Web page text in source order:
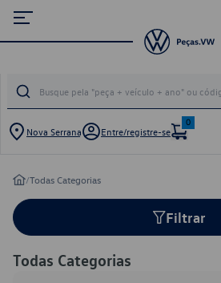
Nova Serrana Entre/registre-se
0
/Todas Categorias
Filtrar
Todas Categorias